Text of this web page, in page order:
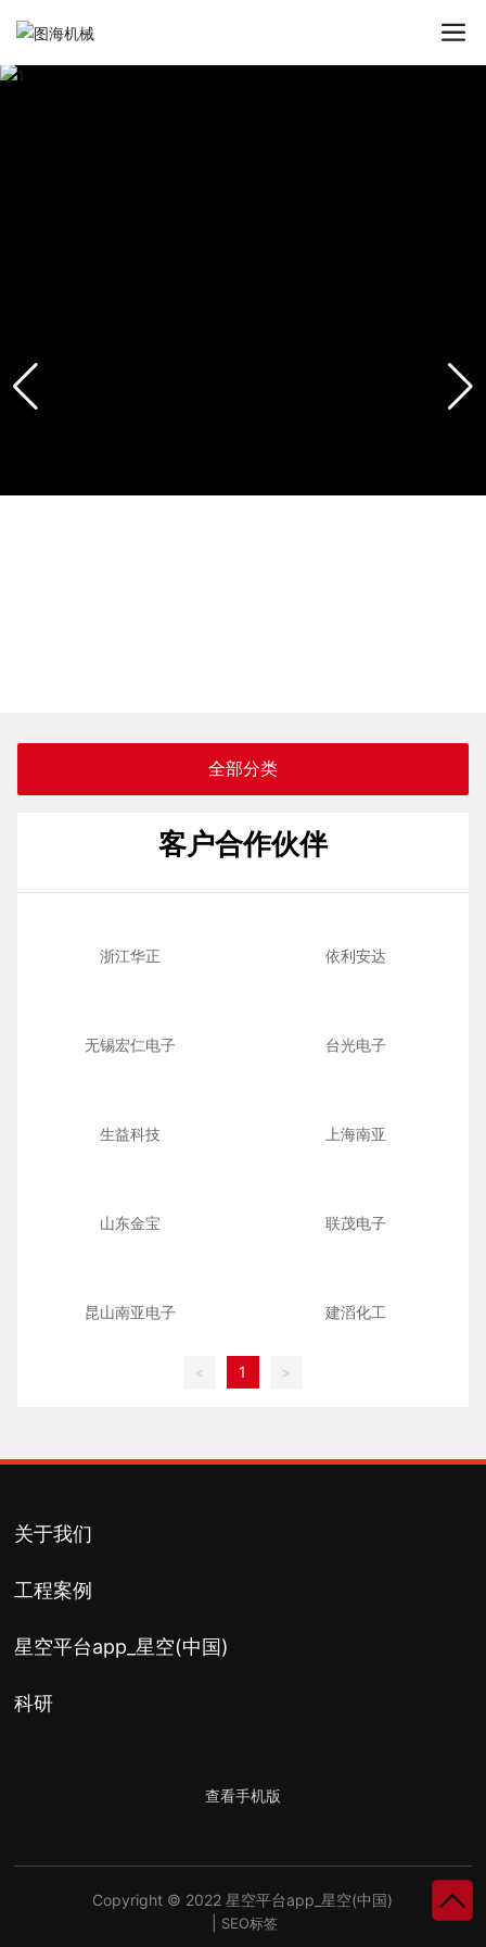
星空平台app_星空(中国)
全部分类
客户合作伙伴
浙江华正 依利安达
无锡宏仁电子 台光电子
生益科技 上海南亚
山东金宝 联茂电子
昆山南亚电子 建滔化工
< 1 >
关于我们
工程案例
星空平台app_星空(中国)
科研
查看手机版
Copyright © 2022 星空平台app_星空(中国)
SEO标签